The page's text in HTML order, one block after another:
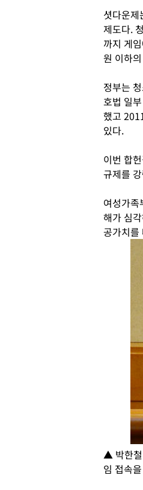
셧다운
제도다.
까지 게
원 이하
정부는
호법 일
했고
있다.
이번 합
규제를
여성가족
해가 심
공가치를
▲ 박한철
임 접속